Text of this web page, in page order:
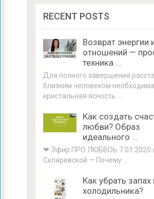
RECENT POSTS
Возврат энергии
отношений —
техника …
Для полного завершения
близким человеком необходима
кристальная ясность. …
Как создать
любви? Образ
идеального …
❤ Эфир ПРО ЛЮБВОЬ 7.01.2020
Скляревской — Почему …
Как убрать запах
холодильника?